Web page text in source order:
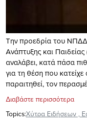
Την προεδρία του ΝΠΔΔ
Ανάπτυξης και
αναλάβει, κατά πάσα
για τη θέση που
παραιτηθεί, τον
Διαβάστε περισσότερα
Topics:Xύτρα Ειδήσεων ,